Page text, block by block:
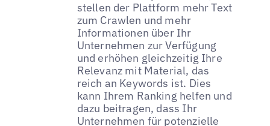
stellen der Plattform mehr Text
zum Crawlen und mehr
Informationen über Ihr
Unternehmen zur Verfügung
und erhöhen gleichzeitig Ihre
Relevanz mit Material, das
reich an Keywords ist. Dies
kann Ihrem Ranking helfen und
dazu beitragen, dass Ihr
Unternehmen für potenzielle